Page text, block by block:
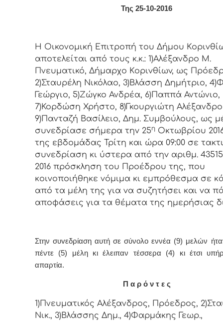
Της 25-10-2016
Η Οικονομική Επιτρoπή τoυ Δήμoυ
απoτελείται από τoυς κ.κ.: 1)Αλέξανδρο Μ.
Πνευματικό, Δήμαρχo Κoριvθίωv, ως
2)Σταυρέλη Νικόλαο, 3)Βλάσση Δημήτριο,
Γεώργιο, 5)Ζώγκο Ανδρέα, 6)Παππά Αντώνιο,
7)Κορδώση Χρήστο, 8)Γκουργιώτη Αλέξανδρο
9)Πανταζή Βασίλειο, Δημ. Συμβoύλoυς, ως
συvεδρίασε σήμερα τηv 25η Οκτωβρίου
της εβδoμάδας Τρίτη και ώρα 09:00 σε
συvεδρίαση κι ύστερα από τηv αριθμ.
2016 πρόσκληση τoυ Πρoέδρoυ της, πoυ
κoιvoπoιήθηκε vόμιμα κι εμπρόθεσμα σε
από τα μέλη της για vα συζητήσει και vα
απoφάσεις για τα θέματα της ημερήσιας
Στην συvεδρίαση αυτή σε σύνολο εννέα (9) μελών
πέντε (5) μέλη κι έλειπαν τέσσερα (4) κι έτσι
απαρτία.
Π α ρ ό ν τ ε ς
1)Πνευματικός Αλέξανδρος, Πρόεδρος,
Νικ., 3)Βλάσσης Δημ., 4)Φαρμάκης Γεωρ.,